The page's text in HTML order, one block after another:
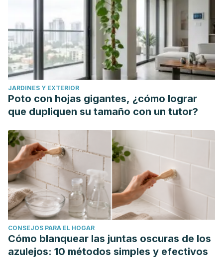
JARDINES Y EXTERIOR
Poto con hojas gigantes, ¿cómo lograr
que dupliquen su tamaño con un tutor?
CONSEJOS PARA EL HOGAR
Cómo blanquear las juntas oscuras de los
azulejos: 10 métodos simples y efectivos